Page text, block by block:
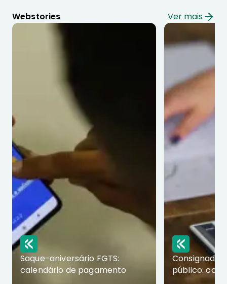
Webstories Ver mais
Saque-aniversário FGTS:
calendário de pagamento
Consignado
público: